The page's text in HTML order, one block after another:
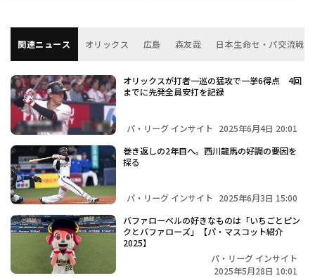
関連ニュース オリックス 広島 森友哉 日本生命セ・パ交流戦
オリックスが打者一巡の猛攻で一挙6得点 4回
までに先発全員安打を記録
パ・リーグ インサイト 2025年6月4日 20:01
巻き返しの2年目へ。西川龍馬の好調の要因を
探る
パ・リーグ インサイト 2025年6月3日 15:00
バファローベルの好きなものは「いちごとピン
クとバファローズ」【パ・マスコット紹介
2025】
パ・リーグ インサイト
2025年5月28日 10:01